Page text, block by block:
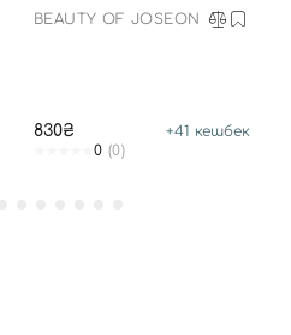
BEAUTY OF JOSEON
830₴ +41 кешбек
0 (0)